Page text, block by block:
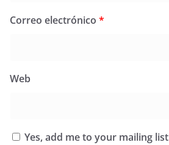
Correo electrónico *
Web
Yes, add me to your mailing list